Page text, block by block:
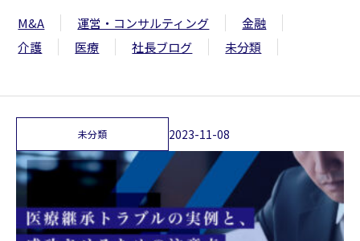
M&A 運営・コンサルティング
金融
介護
医療 社長ブログ 未分類
未分類 2023-11-08